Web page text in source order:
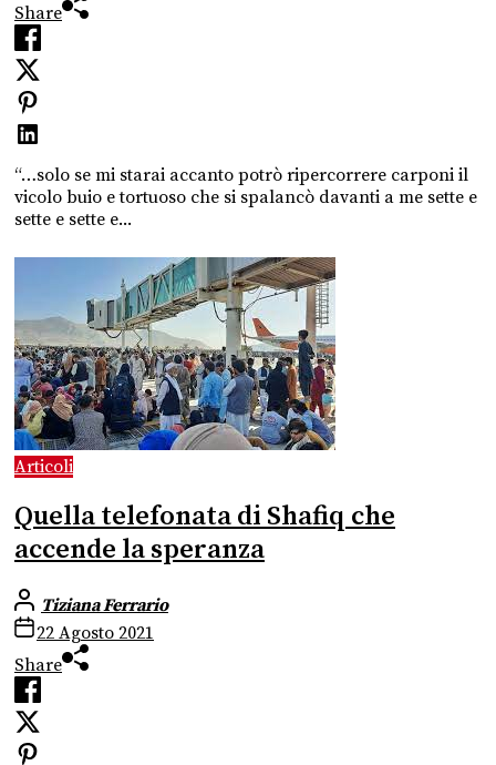
Share
“…solo se mi starai accanto potrò ripercorrere carponi il
vicolo buio e tortuoso che si spalancò davanti a me sette e
sette e sette e...
Articoli
Quella telefonata di Shafiq che
accende la speranza
Tiziana Ferrario
22 Agosto 2021
Share